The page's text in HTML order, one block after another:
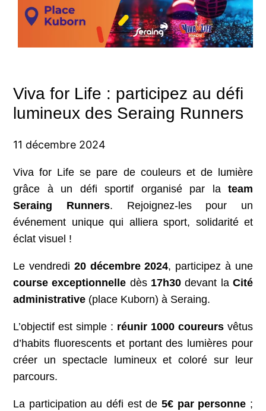
Viva for Life : participez au défi
lumineux des Seraing Runners
11 décembre 2024
Viva for Life se pare de couleurs et de lumière
grâce à un défi sportif organisé par la team
Seraing Runners. Rejoignez-les pour un
événement unique qui alliera sport, solidarité et
éclat visuel !
Le vendredi 20 décembre 2024, participez à une
course exceptionnelle dès 17h30 devant laCité
administrative (place Kuborn) à Seraing.
L’objectif est simple : réunir 1000 coureurs vêtus
d’habits fluorescents et portant des lumières pour
créer un spectacle lumineux et coloré sur leur
parcours.
La participation au défi est de 5€ par personne ;